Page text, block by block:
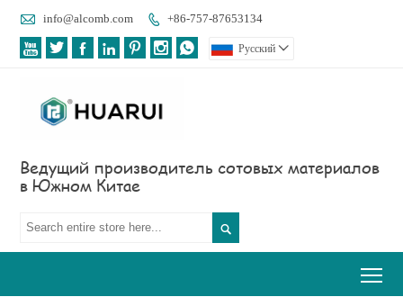
 info@alcomb.com  +86-757-87653134
       Pусский 
Ведущий производитель сотовых материалов
в Южном Китае
